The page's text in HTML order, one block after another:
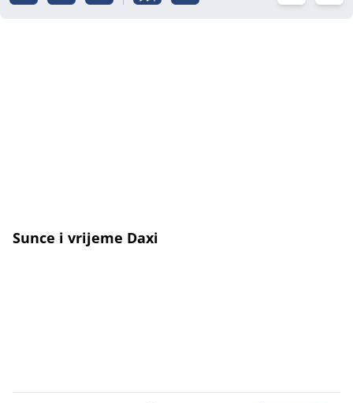
Sunce i vrijeme Daxi